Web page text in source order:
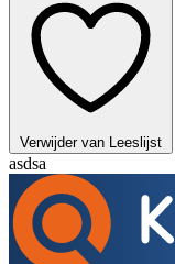
Verwijder van Leeslijst
asdsa